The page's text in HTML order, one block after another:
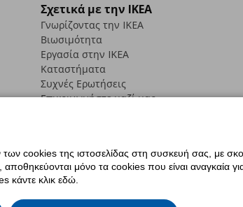
Σχετικά με την IKEA
Γνωρίζοντας την IKEA
Βιωσιμότητα
Εργασία στην IKEA
Καταστήματα
Συχνές Ερωτήσεις
Επικοινωνήστε μαζί μας
προσβασιμότητας
Γενική
cookies της ιστοσελίδας στη συσκευή σας, με
μόνο τα cookies που είναι αναγκαία για
κάντε κλικ εδώ.